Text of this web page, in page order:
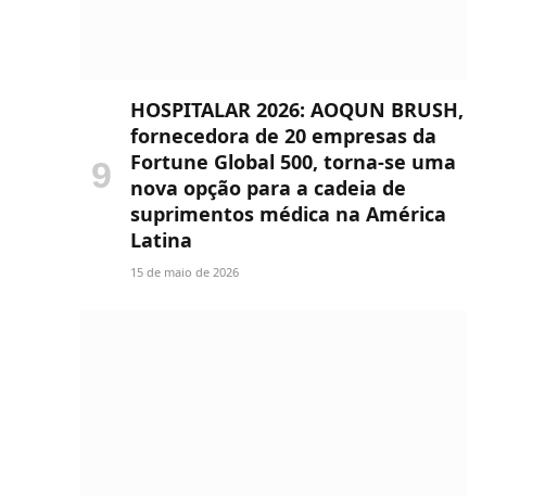
HOSPITALAR 2026: AOQUN BRUSH,
fornecedora de 20 empresas da
Fortune Global 500, torna-se uma
nova opção para a cadeia de
suprimentos médica na América
Latina
15 de maio de 2026